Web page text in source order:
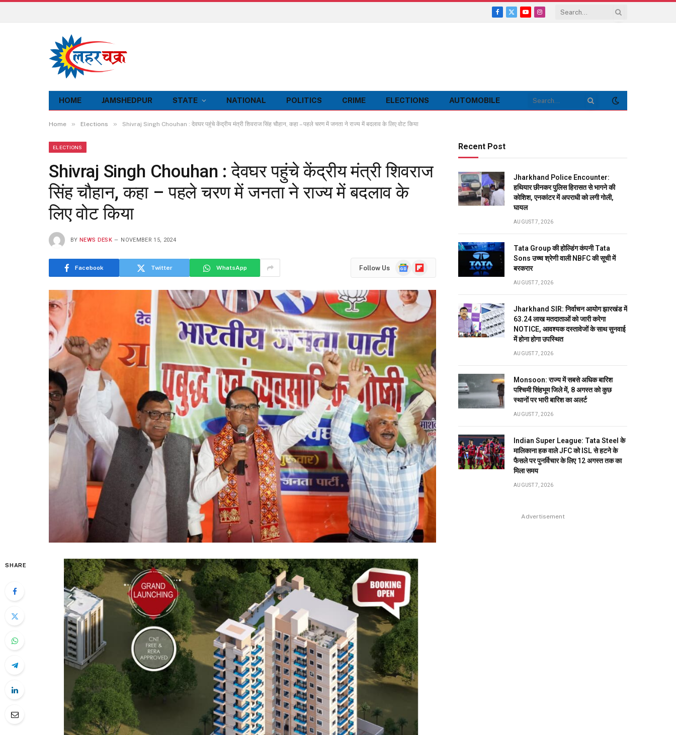
Facebook
X
YouTubeInstagram
HOME JAMSHEDPUR STATE NATIONAL POLITICS CRIME ELECTIONS AUTOMOBILE
Home » Elections » Shivraj Singh Chouhan : देवघर पहुंचे केंद्रीय मंत्री शिवराज सिंह चौहान, कहा – पहले चरण में जनता ने राज्य में बदलाव के लिए वोट किया
ELECTIONS
Shivraj Singh Chouhan : देवघर पहुंचे केंद्रीय मंत्री शिवराज
सिंह चौहान, कहा – पहले चरण में जनता ने राज्य में बदलाव के
लिए वोट किया
BY NEWS DESK NOVEMBER 15, 2024
Facebook Twitter WhatsApp Follow Us
GoogleFlipboard
SHARE
Recent Post
Jharkhand Police Encounter:
हथियार छीनकर पुलिस हिरासत से भागने की
कोशिश, एनकांटर में अपराधी को लगी गोली,
घायल
AUGUST 7, 2026
Tata Group की होल्डिंग कंपनी Tata
Sons उच्च श्रेणी वाली NBFC की सूची में
बरकरार
AUGUST 7, 2026
Jharkhand SIR: निर्वाचन आयोग झारखंड में
63.24 लाख मतदाताओं को जारी करेगा
NOTICE, आवश्यक दस्तावेजों के साथ सुनवाई
में होना होगा उपस्थित
AUGUST 7, 2026
Monsoon: राज्य में सबसे अधिक बारिश
पश्चिमी सिंहभूम जिले में, 8 अगस्त को कुछ
स्थानों पर भारी बारिश का अलर्ट
AUGUST 7, 2026
Indian Super League: Tata Steel के
मालिकाना हक वाले JFC को ISL से हटने के
फैसले पर पुनर्विचार के लिए 12 अगस्त तक का
मिला समय
AUGUST 7, 2026
Advertisement